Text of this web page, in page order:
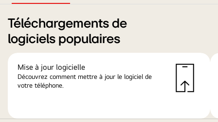
Téléchargements de
logiciels populaires
Mise à jour logicielle
Découvrez comment mettre à jour le logiciel de
votre téléphone.